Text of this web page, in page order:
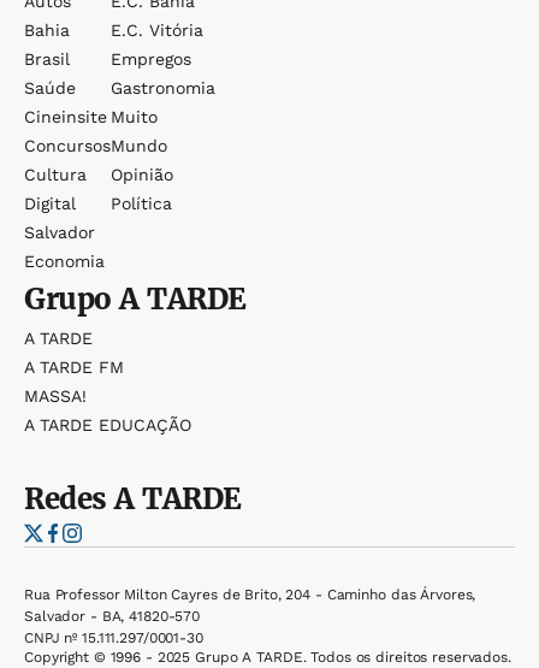
Bahia
Brasil
Saúde
Cineinsite
Concursos
Cultura
Digital
Salvador
Economia
E.c. Vitória
Empregos
Gastronomia
Muito
Mundo
Opinião
Política
GrupoA TARDE
A TARDE
A TARDE FM
MASSA!
A TARDE EDUCAÇÃO
RedesA TARDE
Rua Professor Milton Cayres de Brito, 204 - Caminho das Árvores,
Salvador - BA, 41820-570
CNPJ nº 15.111.297/0001-30
Copyright © 1996 - 2025 Grupo A TARDE. Todos os direitos reservados.